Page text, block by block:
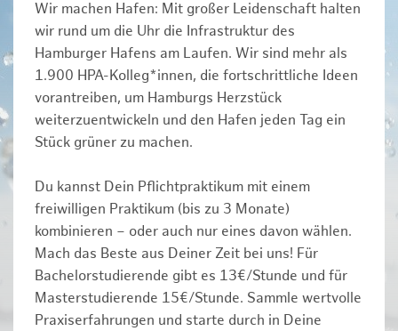
Wir machen Hafen: Mit großer Leidenschaft halten
wir rund um die Uhr die Infrastruktur des
Hamburger Hafens am Laufen. Wir sind mehr als
1.900 HPA-Kolleg*innen, die fortschrittliche Ideen
vorantreiben, um Hamburgs Herzstück
weiterzuentwickeln und den Hafen jeden Tag ein
Stück grüner zu machen.
Du kannst Dein Pflichtpraktikum mit einem
freiwilligen Praktikum (bis zu 3 Monate)
kombinieren – oder auch nur eines davon wählen.
Mach das Beste aus Deiner Zeit bei uns! Für
Bachelorstudierende gibt es 13€/Stunde und für
Masterstudierende 15€/Stunde. Sammle wertvolle
Praxiserfahrungen und starte durch in Deine